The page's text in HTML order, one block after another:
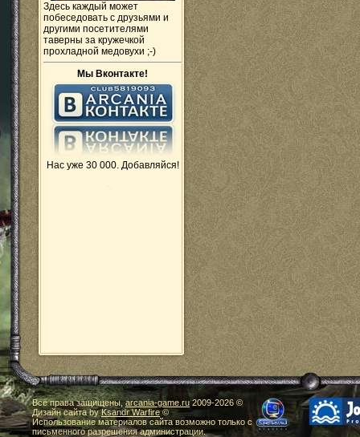
Здесь каждый может
побеседовать с друзьями и
другими посетителями
таверны за кружечкой
прохладной медовухи ;-)
Мы Вконтакте!
Нас уже 30 000. Добавляйся!
Все права защищены,arcania-game.ru2009-2026 ©
Дизайн сайта byKsandr Warfire©
Использование материалов сайта возможно только с
письменного разрешения администрации.